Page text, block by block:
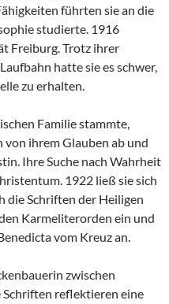
führten sie an die
studierte. 1916
Freiburg. Trotz ihrer
hatte sie es schwer,
zu erhalten.
Familie stammte,
von ihrem Glauben ab und
Ihre Suche nach Wahrheit
1922 ließ sie sich
die Schriften der Heiligen
Karmeliterorden ein und
vom Kreuz an.
zwischen
reflektieren eine